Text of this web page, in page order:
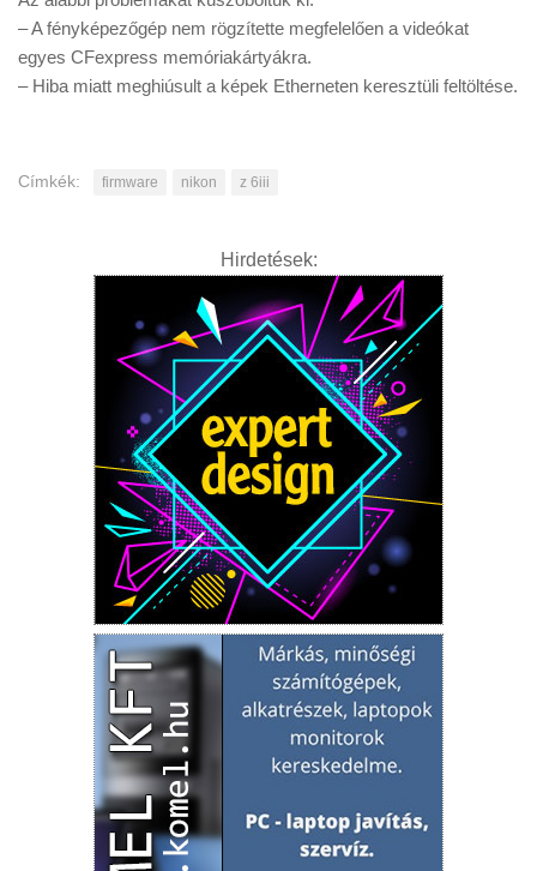
– A fényképezőgép nem rögzítette megfelelően a videókat
egyes CFexpress memóriakártyákra.
– Hiba miatt meghiúsult a képek Etherneten keresztüli feltöltése.
Címkék: firmware nikon z 6iii
Hirdetések: